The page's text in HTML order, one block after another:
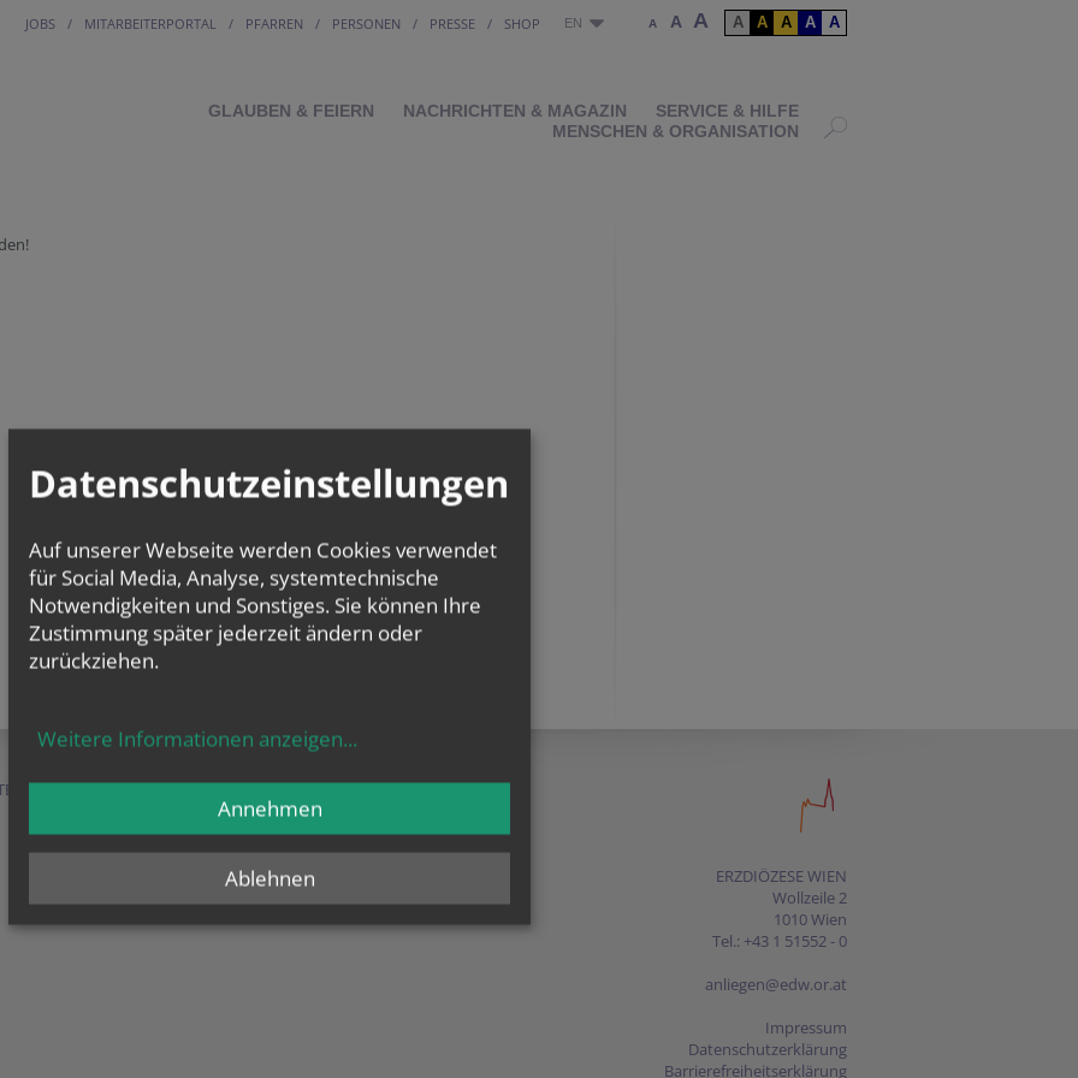
JOBS MITARBEITERPORTAL PFARREN PERSONEN PRESSE SHOP EN A A A A A A A A
GLAUBEN & FEIERN NACHRICHTEN & MAGAZIN
SERVICE & HILFE
MENSCHEN & ORGANISATION
&
SERVICE &
MENSCHEN &
ERZDIÖZESE WIEN
Wollzeile 2
1010 Wien
Tel.: +43 1 51552 - 0
anliegen@edw.or.at
Impressum
Datenschutzerklärung
Barrierefreiheitserklärung
Datenschutzeinstellungen
Auf unserer Webseite werden Cookies verwendet
für Social Media, Analyse, systemtechnische
Notwendigkeiten und Sonstiges. Sie können Ihre
Zustimmung später jederzeit ändern oder
zurückziehen.
Weitere Informationen anzeigen...
Ablehnen
Annehmen